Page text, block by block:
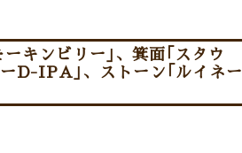
キンビリー｣、箕面｢スタウ
D-IPA｣、ストーン｢ルイネー